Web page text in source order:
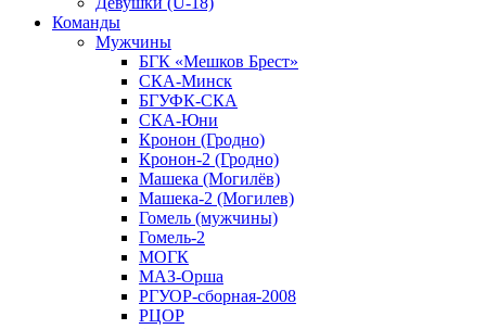
Команды
Мужчины
БГК «Мешков Брест»
СКА-Минск
БГУФК-СКА
СКА-Юни
Кронон (Гродно)
Кронон-2 (Гродно)
Машека (Могилёв)
Машека-2 (Могилев)
Гомель (мужчины)
Гомель-2
МОГК
МАЗ-Орша
РГУОР-сборная-2008
РЦОР